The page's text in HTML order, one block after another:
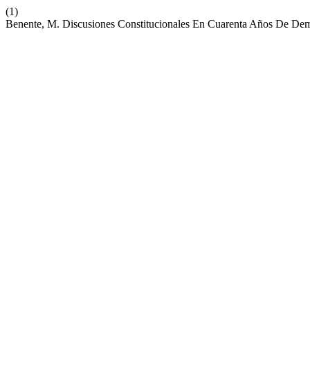
(1)
Benente, M. Discusiones Constitucionales En Cuarenta Años De